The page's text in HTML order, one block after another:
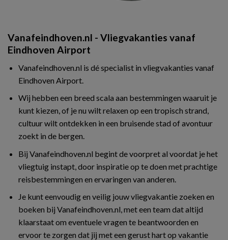
Vanafeindhoven.nl - Vliegvakanties vanaf
Eindhoven Airport
Vanafeindhoven.nl is dé specialist in vliegvakanties vanaf
Eindhoven Airport.
Wij hebben een breed scala aan bestemmingen waaruit je
kunt kiezen, of je nu wilt relaxen op een tropisch strand,
cultuur wilt ontdekken in een bruisende stad of avontuur
zoekt in de bergen.
Bij Vanafeindhoven.nl begint de voorpret al voordat je het
vliegtuig instapt, door inspiratie op te doen met prachtige
reisbestemmingen en ervaringen van anderen.
Je kunt eenvoudig en veilig jouw vliegvakantie zoeken en
boeken bij Vanafeindhoven.nl, met een team dat altijd
klaarstaat om eventuele vragen te beantwoorden en
ervoor te zorgen dat jij met een gerust hart op vakantie